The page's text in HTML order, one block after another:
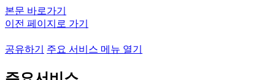
본문 바로가기
이전 페이지로 가기
공유하기 주요 서비스 메뉴 열기